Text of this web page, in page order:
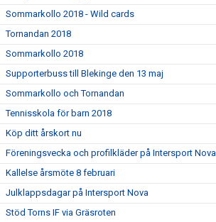
Sommarkollo 2018 - Wild cards
Tornandan 2018
Sommarkollo 2018
Supporterbuss till Blekinge den 13 maj
Sommarkollo och Tornandan
Tennisskola för barn 2018
Köp ditt årskort nu
Föreningsvecka och profilkläder på Intersport Nova
Kallelse årsmöte 8 februari
Julklappsdagar på Intersport Nova
Stöd Torns IF via Gräsroten